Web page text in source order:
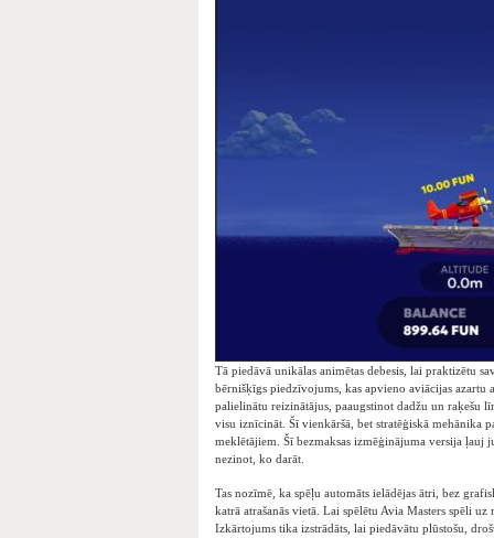
Tā piedāvā unikālas animētas debesis, lai praktizētu
bērnišķīgs piedzīvojums, kas apvieno aviācijas azartu
palielinātu reizinātājus, paaugstinot dadžu un raķešu
visu iznīcināt. Šī vienkāršā, bet stratēģiskā mehānika
meklētājiem. Šī bezmaksas izmēģinājuma versija ļauj
nezinot, ko darāt.
Tas nozīmē, ka spēļu automāts ielādējas ātri, bez
katrā atrašanās vietā. Lai spēlētu Avia Masters spēli
Izkārtojums tika izstrādāts, lai piedāvātu plūstošu,